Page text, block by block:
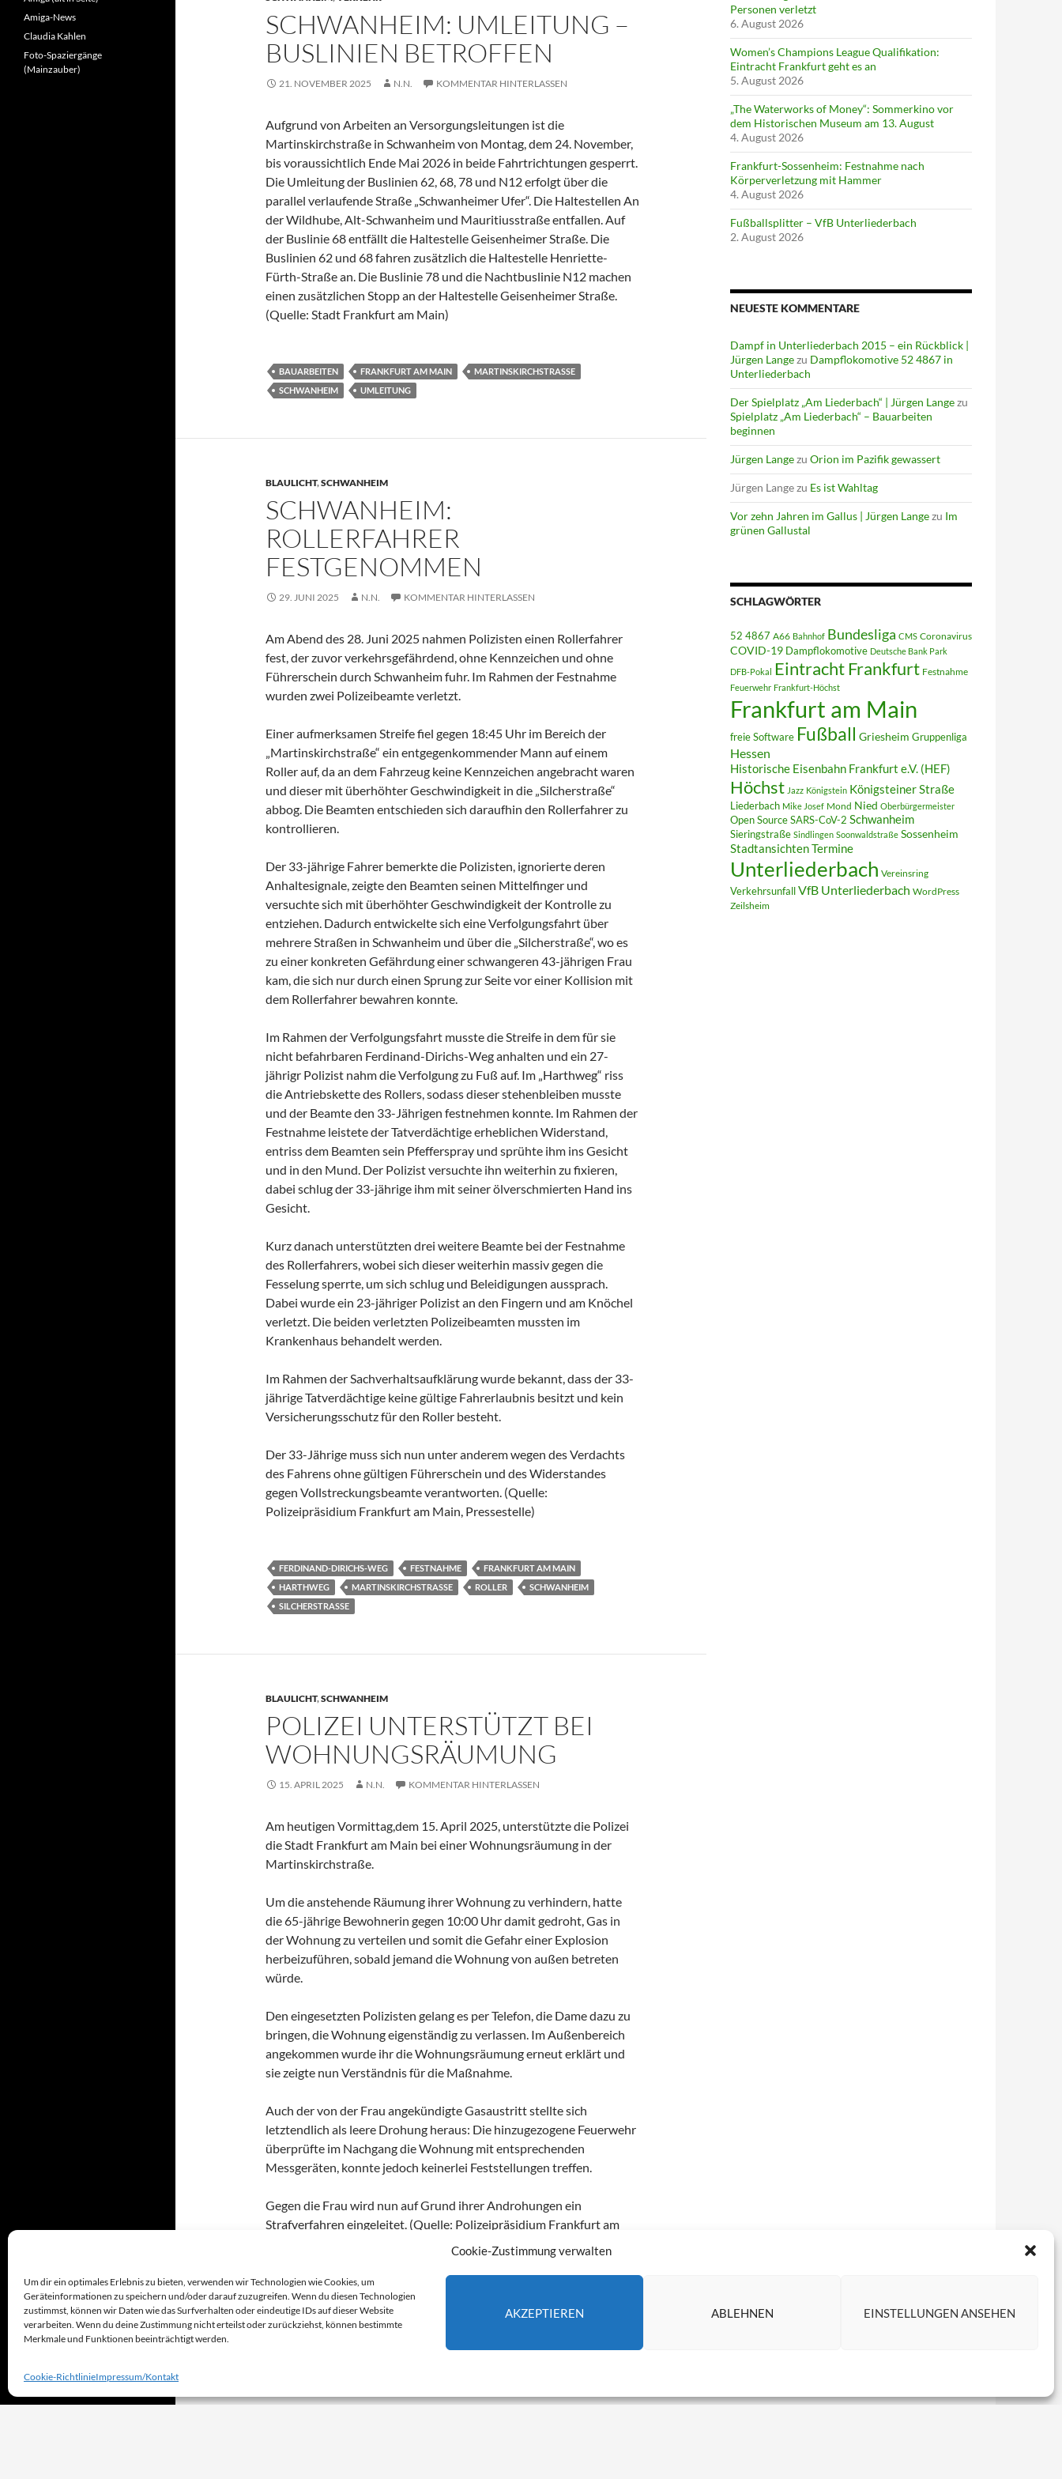
Cookie-Zustimmung verwalten
Um dir ein optimales Erlebnis zu bieten, verwenden wir Technologien wie Cookies, um
Geräteinformationen zu speichern und/oder darauf zuzugreifen. Wenn du diesen Technologien
zustimmst, können wir Daten wie das Surfverhalten oder eindeutige IDs auf dieser Website
verarbeiten. Wenn du deine Zustimmung nicht erteilst oder zurückziehst, können bestimmte
Merkmale und Funktionen beeinträchtigt werden.
AKZEPTIEREN ABLEHNEN EINSTELLUNGEN ANSEHEN
Cookie-RichtlinieImpressum/Kontakt
SCHWANHEIM: UMLEITUNG –
BUSLINIEN BETROFFEN
21. NOVEMBER 2025 N.N. KOMMENTAR HINTERLASSEN
Aufgrund von Arbeiten an Versorgungsleitungen ist die
Martinskirchstraße in Schwanheim von Montag, dem 24. November,
bis voraussichtlich Ende Mai 2026 in beide Fahrtrichtungen gesperrt.
Die Umleitung der Buslinien 62, 68, 78 und N12 erfolgt über die
parallel verlaufende Straße „Schwanheimer Ufer“. Die Haltestellen An
der Wildhube, Alt-Schwanheim und Mauritiusstraße entfallen. Auf
der Buslinie 68 entfällt die Haltestelle Geisenheimer Straße. Die
Buslinien 62 und 68 fahren zusätzlich die Haltestelle Henriette-
Fürth-Straße an. Die Buslinie 78 und die Nachtbuslinie N12 machen
einen zusätzlichen Stopp an der Haltestelle Geisenheimer Straße.
(Quelle: Stadt Frankfurt am Main)
BAUARBEITEN FRANKFURT AM MAIN
MARTINSKIRCHSTRASSE
SCHWANHEIM
UMLEITUNG
BLAULICHT,SCHWANHEIM
SCHWANHEIM:
ROLLERFAHRER
FESTGENOMMEN
29. JUNI 2025 N.N. KOMMENTAR HINTERLASSEN
Am Abend des 28. Juni 2025 nahmen Polizisten einen Rollerfahrer
fest, der zuvor verkehrsgefährdend, ohne Kennzeichen und ohne
Führerschein durch Schwanheim fuhr. Im Rahmen der Festnahme
wurden zwei Polizeibeamte verletzt.
Einer aufmerksamen Streife fiel gegen 18:45 Uhr im Bereich der
„Martinskirchstraße“ ein entgegenkommender Mann auf einem
Roller auf, da an dem Fahrzeug keine Kennzeichen angebracht waren
und dieser mit überhöhter Geschwindigkeit in die „Silcherstraße“
abbog. Die Beamten entschieden sich daraufhin den Rollerfahrer zu
kontrollieren.
Der 33-jährige Fahrer bemerkte die Polizisten, ignorierte deren
Anhaltesignale, zeigte den Beamten seinen Mittelfinger und
versuchte sich mit überhöhter Geschwindigkeit der Kontrolle zu
entziehen. Dadurch entwickelte sich eine Verfolgungsfahrt über
mehrere Straßen in Schwanheim und über die „Silcherstraße“, wo es
zu einer konkreten Gefährdung einer schwangeren 43-jährigen Frau
kam, die sich nur durch einen Sprung zur Seite vor einer Kollision mit
dem Rollerfahrer bewahren konnte.
Im Rahmen der Verfolgungsfahrt musste die Streife in dem für sie
nicht befahrbaren Ferdinand-Dirichs-Weg anhalten und ein 27-
jährigr Polizist nahm die Verfolgung zu Fuß auf. Im „Harthweg“ riss
die Antriebskette des Rollers, sodass dieser stehenbleiben musste
und der Beamte den 33-Jährigen festnehmen konnte. Im Rahmen der
Festnahme leistete der Tatverdächtige erheblichen Widerstand,
entriss dem Beamten sein Pfefferspray und sprühte ihm ins Gesicht
und in den Mund. Der Polizist versuchte ihn weiterhin zu fixieren,
dabei schlug der 33-jährige ihm mit seiner ölverschmierten Hand ins
Gesicht.
Kurz danach unterstützten drei weitere Beamte bei der Festnahme
des Rollerfahrers, wobei sich dieser weiterhin massiv gegen die
Fesselung sperrte, um sich schlug und Beleidigungen aussprach.
Dabei wurde ein 23-jähriger Polizist an den Fingern und am Knöchel
verletzt. Die beiden verletzten Polizeibeamten mussten im
Krankenhaus behandelt werden.
Im Rahmen der Sachverhaltsaufklärung wurde bekannt, dass der 33-
jährige Tatverdächtige keine gültige Fahrerlaubnis besitzt und kein
Versicherungsschutz für den Roller besteht.
Der 33-Jährige muss sich nun unter anderem wegen des Verdachts
des Fahrens ohne gültigen Führerschein und des Widerstandes
gegen Vollstreckungsbeamte verantworten. (Quelle:
Polizeipräsidium Frankfurt am Main, Pressestelle)
FERDINAND-DIRICHS-WEG FESTNAHME
FRANKFURT AM MAIN
HARTHWEG
MARTINSKIRCHSTRASSE ROLLER
SCHWANHEIM
SILCHERSTRASSE
BLAULICHT,SCHWANHEIM
POLIZEI UNTERSTÜTZT BEI
WOHNUNGSRÄUMUNG
15. APRIL 2025 N.N. KOMMENTAR HINTERLASSEN
Am heutigen Vormittag,dem 15. April 2025, unterstützte die Polizei
die Stadt Frankfurt am Main bei einer Wohnungsräumung in der
Martinskirchstraße.
Um die anstehende Räumung ihrer Wohnung zu verhindern, hatte
die 65-jährige Bewohnerin gegen 10:00 Uhr damit gedroht, Gas in
der Wohnung zu verteilen und somit die Gefahr einer Explosion
herbeizuführen, sobald jemand die Wohnung von außen betreten
würde.
Den eingesetzten Polizisten gelang es per Telefon, die Dame dazu zu
bringen, die Wohnung eigenständig zu verlassen. Im Außenbereich
angekommen wurde ihr die Wohnungsräumung erneut erklärt und
sie zeigte nun Verständnis für die Maßnahme.
Auch der von der Frau angekündigte Gasaustritt stellte sich
letztendlich als leere Drohung heraus: Die hinzugezogene Feuerwehr
überprüfte im Nachgang die Wohnung mit entsprechenden
Messgeräten, konnte jedoch keinerlei Feststellungen treffen.
Gegen die Frau wird nun auf Grund ihrer Androhungen ein
Strafverfahren eingeleitet. (Quelle: Polizeipräsidium Frankfurt am
FRANKFURT AM MAIN MARTINSKIRCHSTRASSE
SCHWANHEIM
Personen verletzt
6. August 2026
Women’s Champions League Qualifikation:
Eintracht Frankfurt geht es an
5. August 2026
„The Waterworks of Money“: Sommerkino vor
dem Historischen Museum am 13. August
4. August 2026
Frankfurt-Sossenheim: Festnahme nach
Körperverletzung mit Hammer
4. August 2026
Fußballsplitter – VfB Unterliederbach
2. August 2026
NEUESTE KOMMENTARE
Dampf in Unterliederbach 2015 – ein Rückblick |
Jürgen Langezu Dampflokomotive 52 4867 in
Unterliederbach
Der Spielplatz „Am Liederbach“ | Jürgen Langezu
Spielplatz „Am Liederbach“ – Bauarbeiten
beginnen
Jürgen Langezu Orion im Pazifik gewassert
Jürgen Langezu Es ist Wahltag
Vor zehn Jahren im Gallus | Jürgen Langezu Im
grünen Gallustal
SCHLAGWÖRTER
52 4867 A66 Bahnhof Bundesliga CMS Coronavirus
COVID-19 Dampflokomotive Deutsche Bank Park
DFB-Pokal Eintracht Frankfurt Festnahme
Feuerwehr Frankfurt-Höchst
Frankfurt am Main
freie Software Fußball Griesheim Gruppenliga
Hessen
Historische Eisenbahn Frankfurt e.V. (HEF)
Höchst Jazz Königstein Königsteiner Straße
Liederbach Mike Josef Mond Nied Oberbürgermeister
Open SourceSARS-CoV-2 Schwanheim
Sieringstraße Sindlingen Soonwaldstraße Sossenheim
StadtansichtenTermine
Unterliederbach Vereinsring
VerkehrsunfallVfB Unterliederbach WordPress
Zeilsheim
Amiga-News
Claudia Kahlen
Foto-Spaziergänge
(Mainzauber)